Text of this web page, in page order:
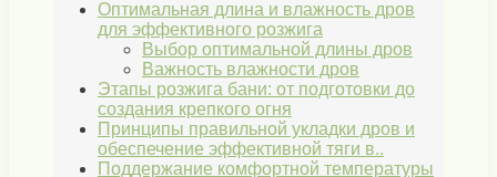
Оптимальная длина и влажность дров
для эффективного розжига
Выбор оптимальной длины дров
Важность влажности дров
Этапы розжига бани: от подготовки до
создания крепкого огня
Принципы правильной укладки дров и
обеспечение эффективной тяги в..
Поддержание комфортной температуры